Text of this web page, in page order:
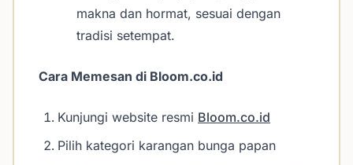
makna dan hormat, sesuai dengan
tradisi setempat.
Cara Memesan di Bloom.co.id
Kunjungi website resmi Bloom.co.id
Pilih kategori karangan bunga papan